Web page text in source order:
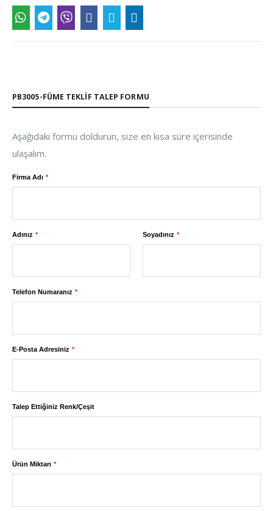
PB3005-FÜME TEKLIF TALEP FORMU
Aşağıdaki formu doldurun, size en kısa süre içerisinde
ulaşalım.
Firma Adı
Adınız Soyadınız
Telefon Numaranız
E-Posta Adresiniz
Talep Ettiğiniz Renk/Çeşit
Ürün Miktarı